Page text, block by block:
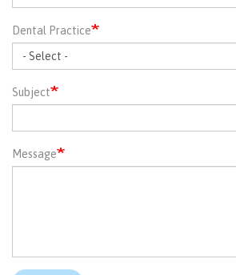
Dental Practice
Subject
Message